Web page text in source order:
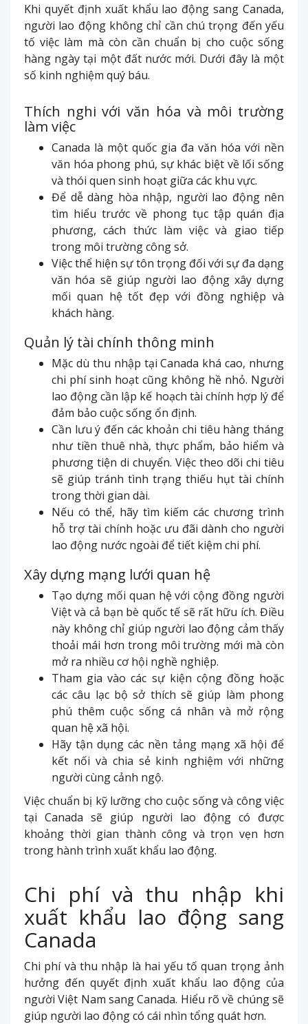
Khi quyết định xuất khẩu lao động sang Canada,
người lao động không chỉ cần chú trọng đến yếu
tố việc làm mà còn cần chuẩn bị cho cuộc sống
hàng ngày tại một đất nước mới. Dưới đây là một
số kinh nghiệm quý báu.
Thích nghi với văn hóa và môi trường
làm việc
Canada là một quốc gia đa văn hóa với nền
văn hóa phong phú, sự khác biệt về lối sống
và thói quen sinh hoạt giữa các khu vực.
Để dễ dàng hòa nhập, người lao động nên
tìm hiểu trước về phong tục tập quán địa
phương, cách thức làm việc và giao tiếp
trong môi trường công sở.
Việc thể hiện sự tôn trọng đối với sự đa dạng
văn hóa sẽ giúp người lao động xây dựng
mối quan hệ tốt đẹp với đồng nghiệp và
khách hàng.
Quản lý tài chính thông minh
Mặc dù thu nhập tại Canada khá cao, nhưng
chi phí sinh hoạt cũng không hề nhỏ. Người
lao động cần lập kế hoạch tài chính hợp lý để
đảm bảo cuộc sống ổn định.
Cần lưu ý đến các khoản chi tiêu hàng tháng
như tiền thuê nhà, thực phẩm, bảo hiểm và
phương tiện di chuyển. Việc theo dõi chi tiêu
sẽ giúp tránh tình trạng thiếu hụt tài chính
trong thời gian dài.
Nếu có thể, hãy tìm kiếm các chương trình
hỗ trợ tài chính hoặc ưu đãi dành cho người
lao động nước ngoài để tiết kiệm chi phí.
Xây dựng mạng lưới quan hệ
Tạo dựng mối quan hệ với cộng đồng người
Việt và cả bạn bè quốc tế sẽ rất hữu ích. Điều
này không chỉ giúp người lao động cảm thấy
thoải mái hơn trong môi trường mới mà còn
mở ra nhiều cơ hội nghề nghiệp.
Tham gia vào các sự kiện cộng đồng hoặc
các câu lạc bộ sở thích sẽ giúp làm phong
phú thêm cuộc sống cá nhân và mở rộng
quan hệ xã hội.
Hãy tận dụng các nền tảng mạng xã hội để
kết nối và chia sẻ kinh nghiệm với những
người cùng cảnh ngộ.
Việc chuẩn bị kỹ lưỡng cho cuộc sống và công việc
tại Canada sẽ giúp người lao động có được
khoảng thời gian thành công và trọn vẹn hơn
trong hành trình xuất khẩu lao động.
Chi phí và thu nhập khi
xuất khẩu lao động sang
Canada
Chi phí và thu nhập là hai yếu tố quan trọng ảnh
hưởng đến quyết định xuất khẩu lao động của
người Việt Nam sang Canada. Hiểu rõ về chúng sẽ
giúp người lao động có cái nhìn tổng quát hơn.